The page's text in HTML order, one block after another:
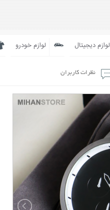
لوازم دیجیتال لوازم خودرو
نظرات کاربران